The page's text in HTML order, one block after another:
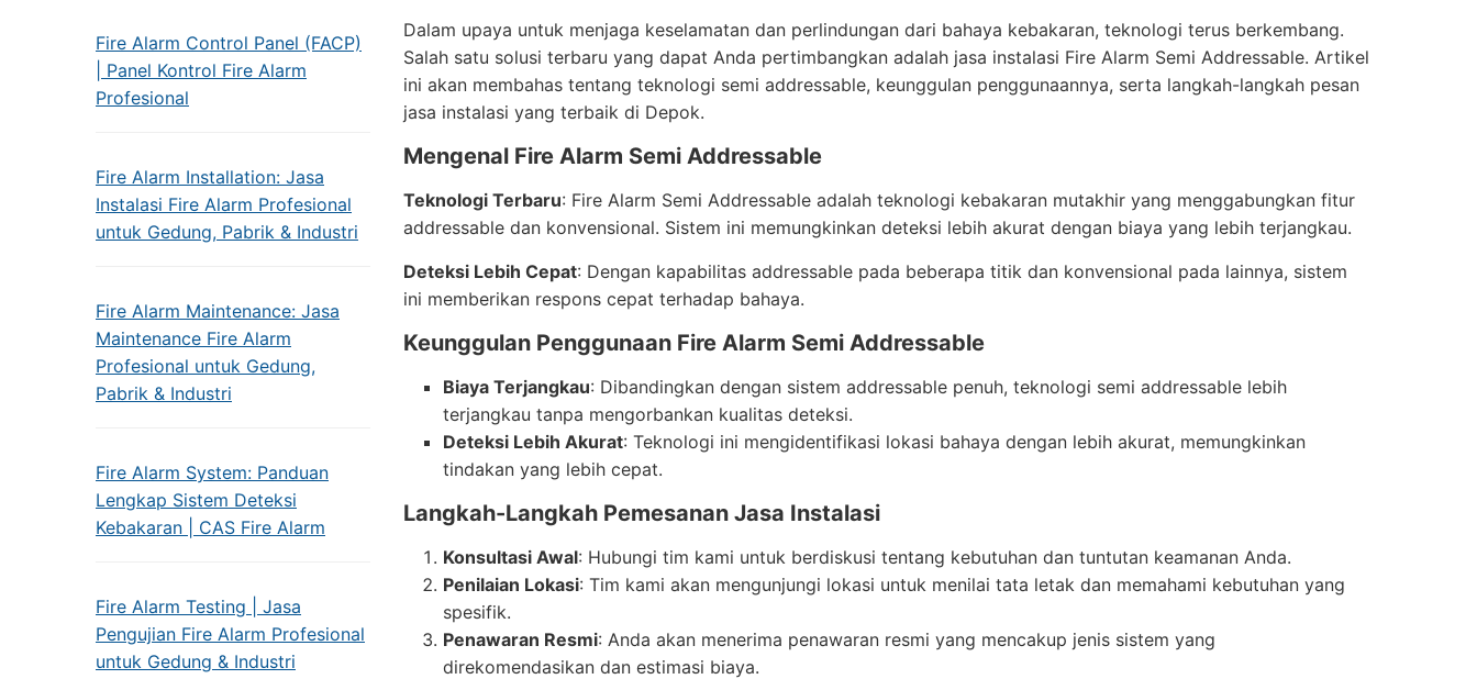
Fire Alarm Control Panel (FACP)
| Panel Kontrol Fire Alarm
Profesional
Fire Alarm Installation: Jasa
Instalasi Fire Alarm Profesional
untuk Gedung, Pabrik & Industri
Fire Alarm Maintenance: Jasa
Maintenance Fire Alarm
Profesional untuk Gedung,
Pabrik & Industri
Fire Alarm System: Panduan
Lengkap Sistem Deteksi
Kebakaran | CAS Fire Alarm
Fire Alarm Testing | Jasa
Pengujian Fire Alarm Profesional
untuk Gedung & Industri
Dalam upaya untuk menjaga keselamatan dan perlindungan dari bahaya kebakaran, teknologi terus berkembang.
Salah satu solusi terbaru yang dapat Anda pertimbangkan adalah jasa instalasi Fire Alarm Semi Addressable. Artikel
ini akan membahas tentang teknologi semi addressable, keunggulan penggunaannya, serta langkah-langkah pesan
jasa instalasi yang terbaik di Depok.
Mengenal Fire Alarm Semi Addressable
Teknologi Terbaru: Fire Alarm Semi Addressable adalah teknologi kebakaran mutakhir yang menggabungkan fitur
addressable dan konvensional. Sistem ini memungkinkan deteksi lebih akurat dengan biaya yang lebih terjangkau.
Deteksi Lebih Cepat: Dengan kapabilitas addressable pada beberapa titik dan konvensional pada lainnya, sistem
ini memberikan respons cepat terhadap bahaya.
Keunggulan Penggunaan Fire Alarm Semi Addressable
Biaya Terjangkau: Dibandingkan dengan sistem addressable penuh, teknologi semi addressable lebih
terjangkau tanpa mengorbankan kualitas deteksi.
Deteksi Lebih Akurat: Teknologi ini mengidentifikasi lokasi bahaya dengan lebih akurat, memungkinkan
tindakan yang lebih cepat.
Langkah-Langkah Pemesanan Jasa Instalasi
Konsultasi Awal: Hubungi tim kami untuk berdiskusi tentang kebutuhan dan tuntutan keamanan Anda.
Penilaian Lokasi: Tim kami akan mengunjungi lokasi untuk menilai tata letak dan memahami kebutuhan yang
spesifik.
Penawaran Resmi: Anda akan menerima penawaran resmi yang mencakup jenis sistem yang
direkomendasikan dan estimasi biaya.